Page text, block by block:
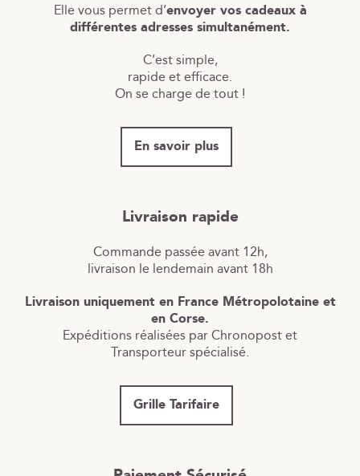
Elle vous permet d’envoyer vos cadeaux à
différentes adresses simultanément.
C’est simple,
rapide et efficace.
On se charge de tout !
En savoir plus
Livraison rapide
Commande passée avant 12h,
livraison le lendemain avant 18h
Livraison uniquement en France Métropolotaine et
en Corse.
Expéditions réalisées par Chronopost et
Transporteur spécialisé.
Grille Tarifaire